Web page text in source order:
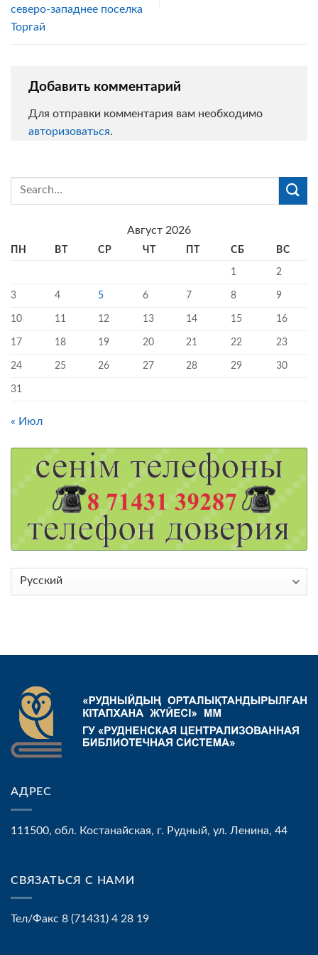
северо-западнее поселка
Торгай
Добавить комментарий
Для отправки комментария вам необходимо
авторизоваться.
Август 2026
ПН ВТ СР ЧТ ПТ СБ ВС
1 2
3 4 5 6 7 8 9
10 11 12 13 14 15 16
17 18 19 20 21 22 23
24 25 26 27 28 29 30
31
« Июл
Выбрать
АДРЕС
111500, обл. Костанайская, г. Рудный, ул. Ленина, 44
СВЯЗАТЬСЯ С НАМИ
Тел/Факс 8 (71431) 4 28 19